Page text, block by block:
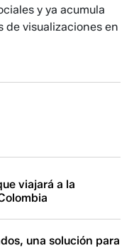
y ya acumula
de visualizaciones en
viajará a la
una solución para